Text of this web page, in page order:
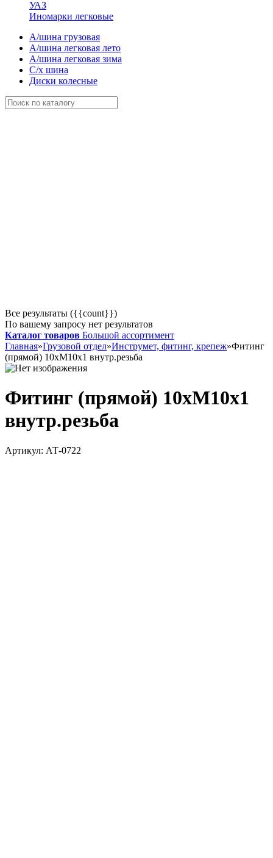
УАЗ
Иномарки легковые
А/шина грузовая
А/шина легковая лето
А/шина легковая зима
С/х шина
Диски колесные
Все результаты ({{count}})
По вашему запросу нет результатов
Каталог товаров Большой ассортимент
Главная»Грузовой отдел»Инструмет, фитинг, крепеж»Фитинг
(прямой) 10хМ10х1 внутр.резьба
Фитинг (прямой) 10хМ10х1
внутр.резьба
Артикул: АТ-0722